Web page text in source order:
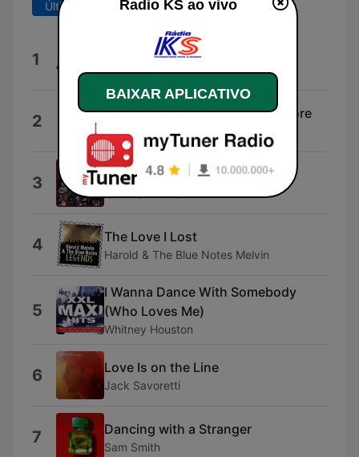
Últimos 7 dias Últimos 30 dias
1 Throwing It All Away (Live)
Genesis
2 Never Knew Love Like This Before
Stephanie Mills
3 Don't You Worry 'Bout A Thing
4 The Love I Lost
Harold & The Blue Notes Melvin
5
I Wanna Dance With Somebody
(Who Loves Me)
Whitney Houston
6 Love Is on the Line
Jack Savoretti
7 Dancing with a Stranger
Sam Smith
Radio KS ao vivo
BAIXAR APLICATIVO